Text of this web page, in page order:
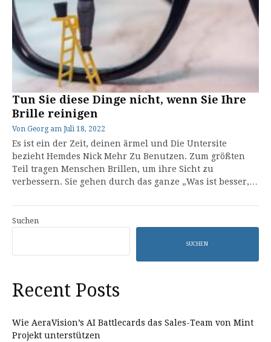
Tun Sie diese Dinge nicht, wenn Sie Ihre
Brille reinigen
Von Georg am Juli 18, 2022
Es ist ein der Zeit, deinen ärmel und Die Untersite
bezieht Hemdes Nick Mehr Zu Benutzen. Zum größten
Teil tragen Menschen Brillen, um ihre Sicht zu
verbessern. Sie gehen durch das ganze „Was ist besser,…
Suchen
SUCHEN
Recent Posts
Wie AeraVision’s AI Battlecards das Sales-Team von Mint
Projekt unterstützen